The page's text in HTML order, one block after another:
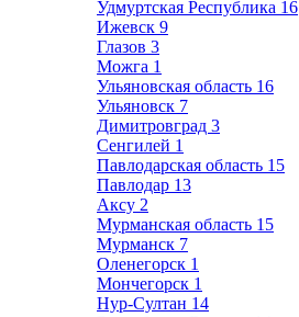
Удмуртская Республика 16
Ижевск 9
Глазов 3
Можга 1
Ульяновская область 16
Ульяновск 7
Димитровград 3
Сенгилей 1
Павлодарская область 15
Павлодар 13
Аксу 2
Мурманская область 15
Мурманск 7
Оленегорск 1
Мончегорск 1
Нур-Султан 14